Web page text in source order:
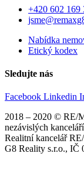
+420 602 169
Nabídka
Etický kodex
Sledujte nás
Facebook Linkedin
2018 – 2020 © RE/
nezávislých
Realitní kancelář
G8 Reality s.r.o., IČ